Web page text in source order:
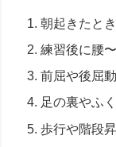
朝起きたと
練習後に腰
前屈や後屈
足の裏やふ
歩行や階段